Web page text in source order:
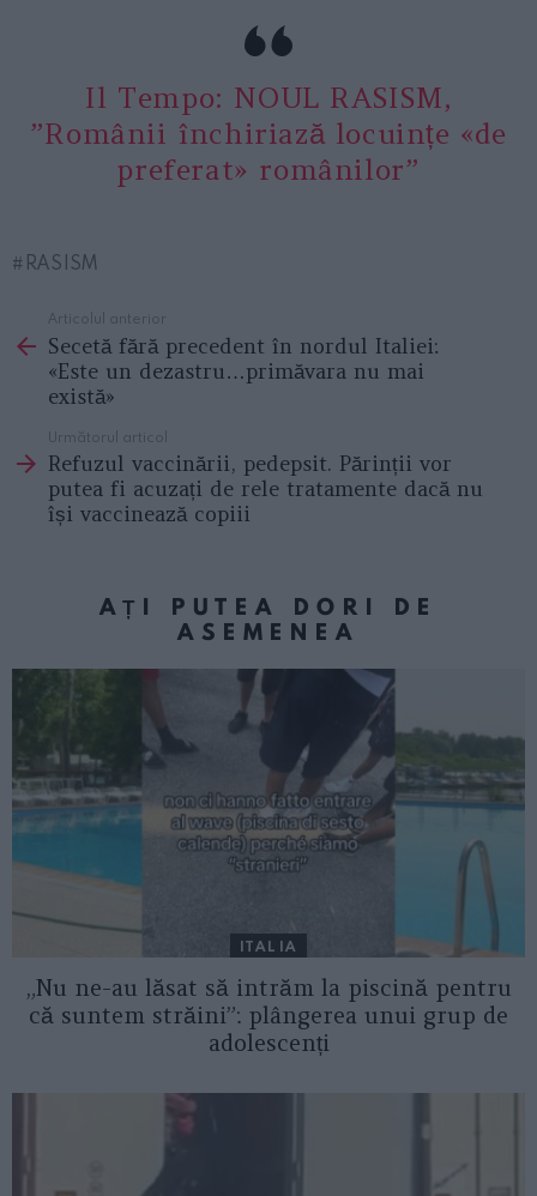
Il Tempo: NOUL RASISM,
”Românii închiriază locuințe «de
preferat» românilor”
RASISM
more
Articolul anterior
Secetă fără precedent în nordul Italiei:
«Este un dezastru…primăvara nu mai
există»
Următorul articol
Refuzul vaccinării, pedepsit. Părinții vor
putea fi acuzați de rele tratamente dacă nu
își vaccinează copiii
AȚI PUTEA DORI DE
ASEMENEA
ITALIA
„Nu ne-au lăsat să intrăm la piscină pentru
că suntem străini”: plângerea unui grup de
adolescenți